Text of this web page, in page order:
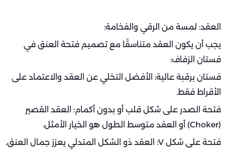
العقد: لمسة من الرقي والفخامة:
يجب أن يكون العقد متناسقًا مع تصميم فتحة العنق في
فستان الزفاف:
فستان برقبة عالية: الأفضل التخلي عن العقد والاعتماد على
الأقراط فقط.
فتحة الصدر على شكل قلب أو بدون أكمام: العقد القصير
(Choker) أو العقد متوسط الطول هو الخيار الأمثل.
فتحة على شكل V: العقد ذو الشكل المتدلي يعزز جمال العنق.